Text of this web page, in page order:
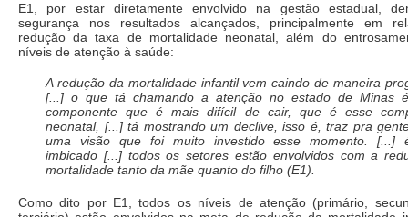
E1, por estar diretamente envolvido na gestão estadual,
segurança nos resultados alcançados, principalmente em
redução da taxa de mortalidade neonatal, além do
níveis de atenção à saúde:
A redução da mortalidade infantil vem caindo de maneira
[...] o que tá chamando a atenção no estado de Minas
componente que é mais difícil de cair, que é esse
neonatal, [...] tá mostrando um declive, isso é, traz pra
uma visão que foi muito investido esse momento. [...]
imbicado [...] todos os setores estão envolvidos com a
mortalidade tanto da mãe quanto do filho (E1).
Como dito por E1, todos os níveis de atenção (primário,